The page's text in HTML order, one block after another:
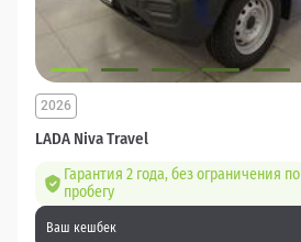
LADA Niva Travel
2026
Гарантия 2 года, без ограничения по
пробегу
Ваш кешбек